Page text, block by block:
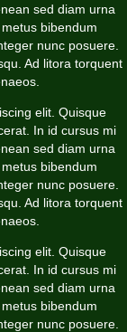
sed diam urna
bibendum
nunc posuere.
Ad litora torquent
elit. Quisque
In id cursus mi
sed diam urna
bibendum
nunc posuere.
Ad litora torquent
elit. Quisque
In id cursus mi
sed diam urna
bibendum
nunc posuere.